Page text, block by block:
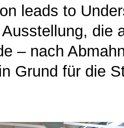
leads to
die
– nach
Grund für die